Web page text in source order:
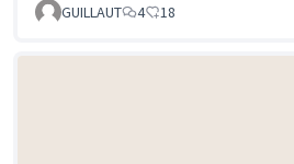
GUILLAUT
4 18